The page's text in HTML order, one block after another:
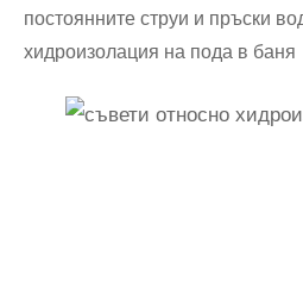
постоянните струи и пръски
хидроизолация на пода в баня